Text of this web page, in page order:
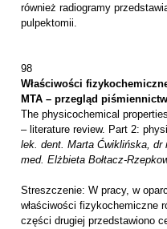
również radiogramy
pulpektomii.
98
Właściwości
MTA – przegląd
The physicochemical
– literature review. Part 2:
lek. dent. Marta Ćwiklińska, dr
med. Elżbieta Bołtacz-
Streszczenie: W pracy, w
właściwości fizykochemiczne
części drugiej przedstawiono